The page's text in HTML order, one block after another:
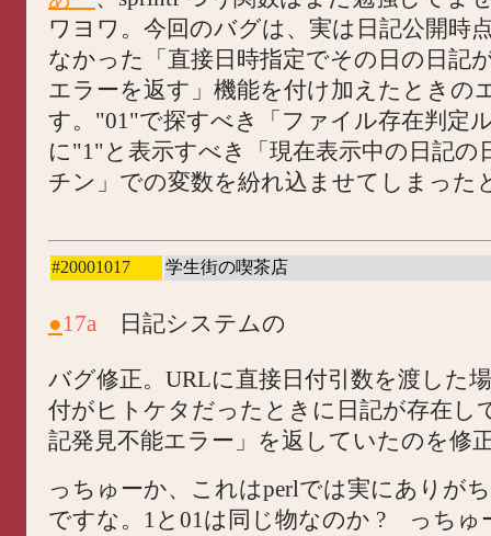
ワヨワ。今回のバグは、実は日記公開時
なかった「直接日時指定でその日の日記
エラーを返す」機能を付け加えたときの
す。"01"で探すべき「ファイル存在判定
に"1"と表示すべき「現在表示中の日記の
チン」での変数を紛れ込ませてしまった
#20001017 学生街の喫茶店
●17a 日記システムの
バグ修正。URLに直接日付引数を渡した
付がヒトケタだったときに日記が存在し
記発見不能エラー」を返していたのを修
っちゅーか、これはperlでは実にありが
ですな。1と01は同じ物なのか ? っちゅ